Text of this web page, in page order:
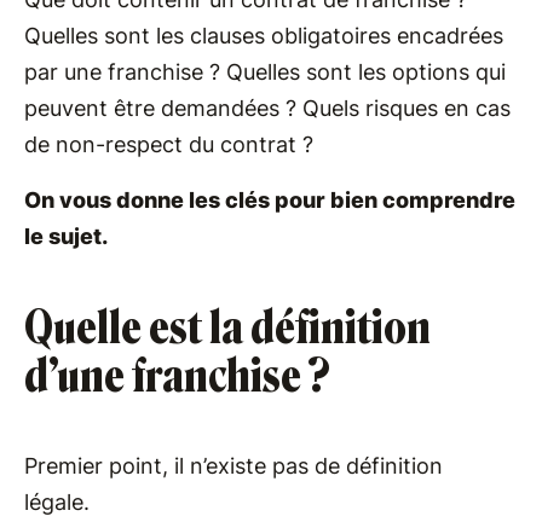
Quelles sont les clauses obligatoires encadrées
par une franchise ? Quelles sont les options qui
peuvent être demandées ? Quels risques en cas
de non-respect du contrat ?
On vous donne les clés pour bien comprendre
le sujet.
Quelle est la définition
d’une franchise ?
Premier point, il n’existe pas de définition
légale.